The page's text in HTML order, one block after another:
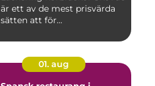
är ett av de mest prisvärda
sätten att för...
01. aug